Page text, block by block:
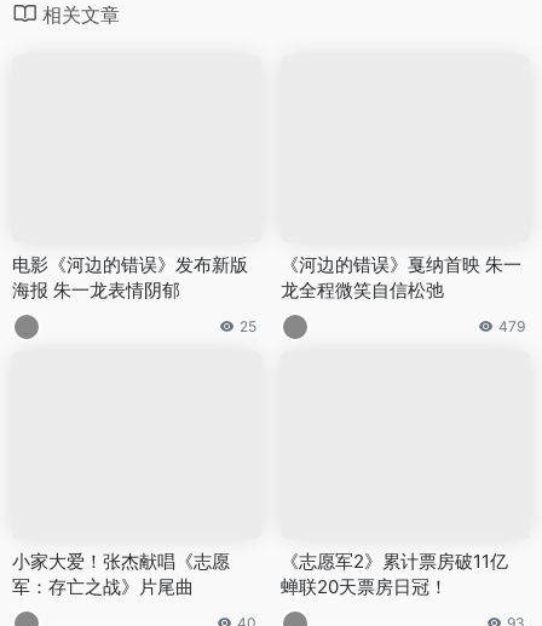
相关文章
电影《河边的错误》发布新版
海报 朱一龙表情阴郁
25
《河边的错误》戛纳首映 朱一
龙全程微笑自信松弛
479
小家大爱！张杰献唱《志愿
军：存亡之战》片尾曲
《志愿军2》累计票房破11亿
蝉联20天票房日冠！